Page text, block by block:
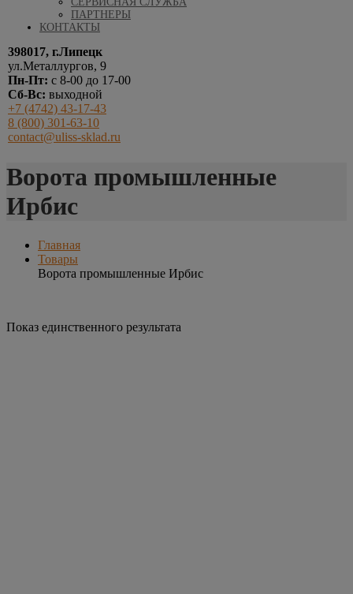
ПАРТНЕРЫ
КОНТАКТЫ
398017, г.Липецк
ул.Металлургов, 9
Пн-Пт: с 8-00 до 17-00
Сб-Вс: выходной
+7 (4742) 43-17-43
8 (800) 301-63-10
contact@uliss-sklad.ru
Ворота промышленные
Ирбис
Главная
Товары
Ворота промышленные Ирбис
Показ единственного результата